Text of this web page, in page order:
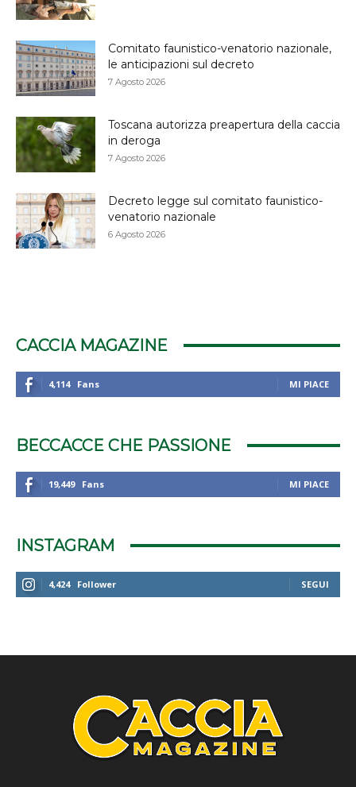
Comitato faunistico-venatorio nazionale,
le anticipazioni sul decreto
7 Agosto 2026
Toscana autorizza preapertura della caccia
in deroga
7 Agosto 2026
Decreto legge sul comitato faunistico-
venatorio nazionale
6 Agosto 2026
CACCIA MAGAZINE
4,114 Fans MI PIACE
BECCACCE CHE PASSIONE
19,449 Fans MI PIACE
INSTAGRAM
4,424 Follower SEGUI